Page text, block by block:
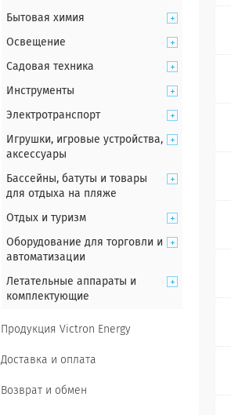
Бытовая химия
Освещение
Садовая техника
Инструменты
Электротранспорт
Игрушки, игровые устройства,
аксессуары
Бассейны, батуты и товары
для отдыха на пляже
Отдых и туризм
Оборудование для торговли и
автоматизации
Летательные аппараты и
комплектующие
Продукция Victron Energy
Доставка и оплата
Возврат и обмен